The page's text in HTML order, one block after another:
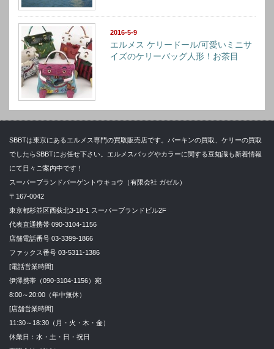
2016-5-9
エルメス ケリードール/可愛いミニサ
イズのケリーバッグ人形！お茶目
SBBTは東京にあるエルメス専門の買取販売店です。バーキンの買取、ケリーの買取
でしたらSBBTにお任せ下さい。エルメスバッグやカラーに関する豆知識も新着情報
にて日々ご案内中です！
スーパーブランドバーゲントウキョウ（有限会社 ガゼル）
〒167-0042
東京都杉並区西荻北3-18-1 スーパーブランドビル2F
代表直通携帯 090-3104-1156
店舗電話番号 03-3399-1866
ファックス番号 03-5311-1386
[電話営業時間]
伊澤携帯（090-3104-1156）宛
8:00～20:00（年中無休）
[店舗営業時間]
11:30～18:30（月・火・木・金）
休業日：水・土・日・祝日